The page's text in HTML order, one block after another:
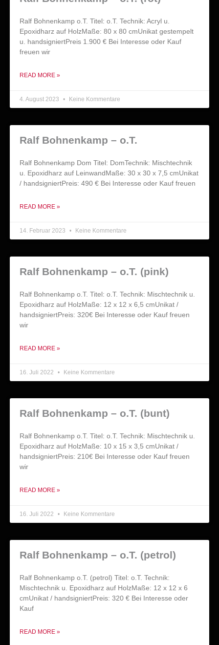
Ralf Bohnenkamp o.T. Titel: o.T. Technik: Acryl u.
Epoxidharz auf HolzMaße: 80 x 80 cmUnikat gestempelt
u. handsigniertPreis 1.900 € Bei Interesse oder Kauf
freuen wir
READ MORE »
4. August 2023 Keine Kommentare
Ralf Bohnenkamp – o.T.
Ralf Bohnenkamp Dom Titel: DomTechnik: Mischtechnik
u. Epoxidharz auf LeinwandMaße: 30 x 30 x 7,5 cmUnikat
/ handsigniertPreis: 490 € Bei Interesse oder Kauf freuen
READ MORE »
14. Februar 2023 Keine Kommentare
Ralf Bohnenkamp – o.T. (pink)
Ralf Bohnenkamp o.T. Titel: o.T. Technik: Mischtechnik u.
Epoxidharz auf HolzMaße: 12 x 12 x 6,5 cmUnikat /
handsigniertPreis: 320€ Bei Interesse oder Kauf freuen
wir
READ MORE »
16. Juli 2022 Keine Kommentare
Ralf Bohnenkamp – o.T. (bunt)
Ralf Bohnenkamp o.T. Titel: o.T. Technik: Mischtechnik u.
Epoxidharz auf HolzMaße: 10 x 15 x 3,5 cmUnikat /
handsigniertPreis: 210€ Bei Interesse oder Kauf freuen
wir
READ MORE »
16. Juli 2022 Keine Kommentare
Ralf Bohnenkamp – o.T. (petrol)
Ralf Bohnenkamp o.T. (petrol) Titel: o.T. Technik:
Mischtechnik u. Epoxidharz auf HolzMaße: 12 x 12 x 6
cmUnikat / handsigniertPreis: 320 € Bei Interesse oder
Kauf
READ MORE »